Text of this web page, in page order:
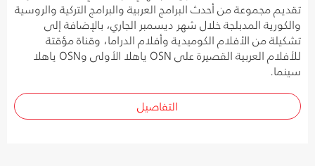
تقديم مجموعة من أحدث البرامج العربية والبرامج التركية والروسية
والكورية المدبلجة خلال شهر ديسمبر الجاري، بالإضافة إلى
تشكيلة من الأفلام الكوميدية وأفلام الدراما، وقناة مؤقتة
للأفلام العربية القصيرة على OSN ياهلا الأولى وOSN ياهلا
سينما.
التفاصيل